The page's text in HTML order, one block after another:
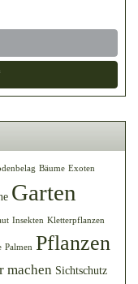
Bäume Exoten
Garten
Insekten Kletterpflanzen
Palmen Pflanzen
machen Sichtschutz